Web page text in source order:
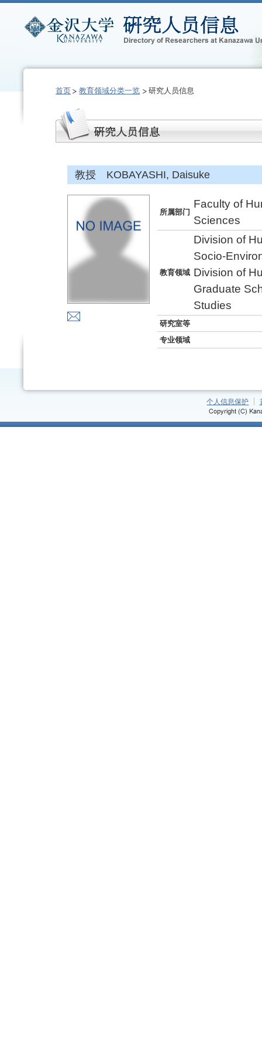
首页 教育领域分类一览 研究人员信息
教授 KOBAYASHI, Daisuke
所属部门
Faculty of
Sciences
教育领域
Division of
Socio-
Division of
Graduate
Studies
研究室等
专业领域
个人信息保护